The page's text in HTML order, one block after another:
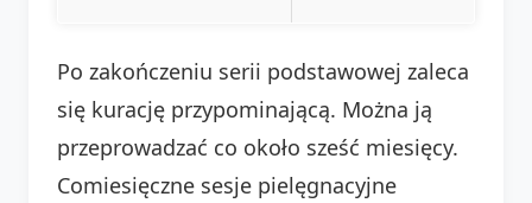
Po zakończeniu serii podstawowej zaleca
się kurację przypominającą. Można ją
przeprowadzać co około sześć miesięcy.
Comiesięczne sesje pielęgnacyjne